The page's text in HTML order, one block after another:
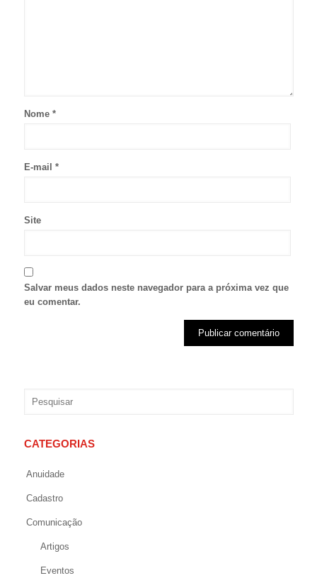
Nome *
E-mail *
Site
Salvar meus dados neste navegador para a próxima vez que
eu comentar.
CATEGORIAS
Anuidade
Cadastro
Comunicação
Artigos
Eventos